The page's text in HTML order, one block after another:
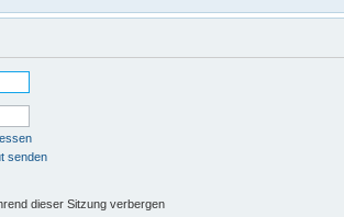
senden
dieser Sitzung verbergen